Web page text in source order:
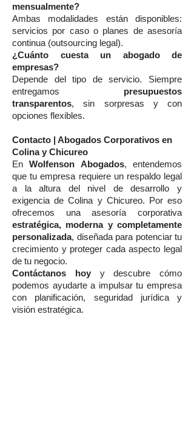
mensualmente?
Ambas modalidades están disponibles:
servicios por caso o planes de asesoría
continua (outsourcing legal).
¿Cuánto cuesta un abogado de
empresas?
Depende del tipo de servicio. Siempre
entregamos presupuestos
transparentos, sin sorpresas y con
opciones flexibles.
Contacto | Abogados Corporativos en
Colina y Chicureo
EnWolfenson Abogados, entendemos
que tu empresa requiere un respaldo legal
a la altura del nivel de desarrollo y
exigencia de Colina y Chicureo. Por eso
ofrecemos una asesoría corporativa
estratégica, moderna y completamente
personalizada, diseñada para potenciar tu
crecimiento y proteger cada aspecto legal
de tu negocio.
Contáctanos hoyy descubre cómo
podemos ayudarte a impulsar tu empresa
con planificación, seguridad jurídica y
visión estratégica.